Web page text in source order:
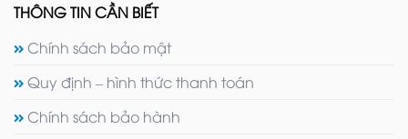
THÔNG TIN CẦN BIẾT
Chính sách bảo mật
Quy định – hình thức thanh toán
Chính sách bảo hành